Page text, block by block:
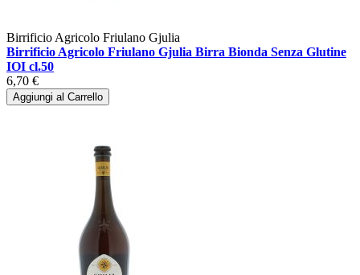
Birrificio Agricolo Friulano Gjulia
Birrificio Agricolo Friulano Gjulia Birra Bionda Senza Glutine
IOI cl.50
6,70 €
Aggiungi al Carrello